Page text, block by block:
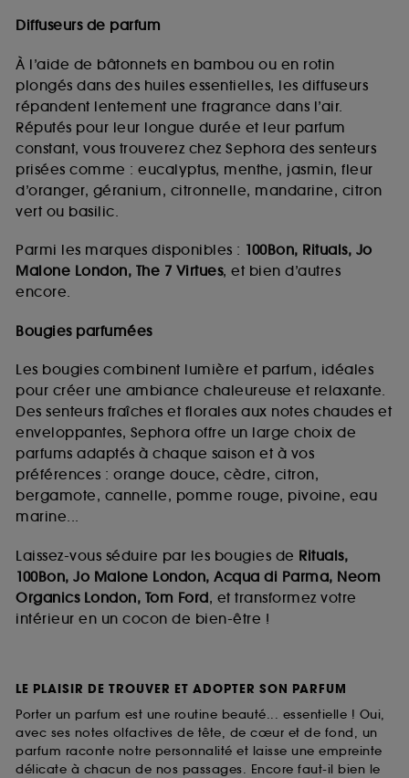
Diffuseurs de parfum
À l’aide de bâtonnets en bambou ou en rotin
plongés dans des huiles essentielles, les diffuseurs
répandent lentement une fragrance dans l’air.
Réputés pour leur longue durée et leur parfum
constant, vous trouverez chez Sephora des senteurs
prisées comme : eucalyptus, menthe, jasmin, fleur
d’oranger, géranium, citronnelle, mandarine, citron
vert ou basilic.
Parmi les marques disponibles : 100Bon, Rituals, Jo
Malone London, The 7 Virtues, et bien d’autres
encore.
Bougies parfumées
Les bougies combinent lumière et parfum, idéales
pour créer une ambiance chaleureuse et relaxante.
Des senteurs fraîches et florales aux notes chaudes et
enveloppantes, Sephora offre un large choix de
parfums adaptés à chaque saison et à vos
préférences : orange douce, cèdre, citron,
bergamote, cannelle, pomme rouge, pivoine, eau
marine...
Laissez-vous séduire par les bougies de Rituals,
100Bon, Jo Malone London, Acqua di Parma, Neom
Organics London, Tom Ford, et transformez votre
intérieur en un cocon de bien-être !
LE PLAISIR DE TROUVER ET ADOPTER SON PARFUM
Porter un parfum est une routine beauté... essentielle ! Oui,
avec ses notes olfactives de tête, de cœur et de fond, un
parfum raconte notre personnalité et laisse une empreinte
délicate à chacun de nos passages. Encore faut-il bien le